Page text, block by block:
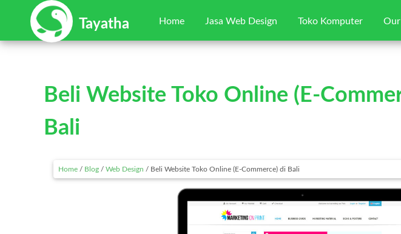
Jasa
Tayatha Home Jasa Web Design Toko Komputer
Beli Website Toko Online (E-
Bali
Home / Blog / Web Design / Beli Website Toko Online (E-Commerce) di Bali